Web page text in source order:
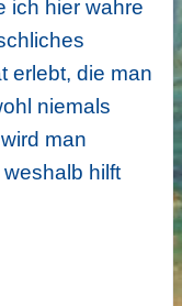
ich hier wahre
erlebt, die man
niemals
man
hilft